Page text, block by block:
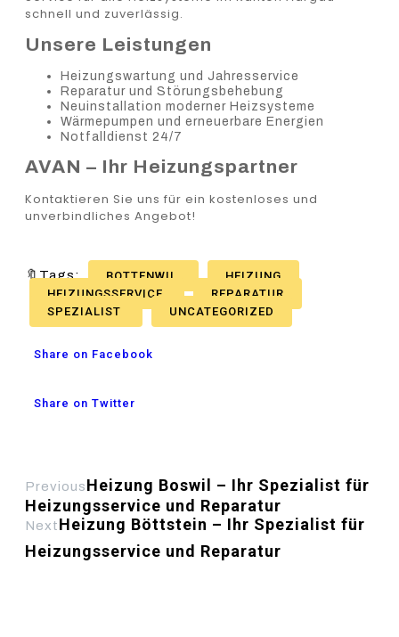
schnell und zuverlässig.
Unsere Leistungen
Heizungswartung und Jahresservice
Reparatur und Störungsbehebung
Neuinstallation moderner Heizsysteme
Wärmepumpen und erneuerbare Energien
Notfalldienst 24/7
AVAN – Ihr Heizungspartner
Kontaktieren Sie uns für ein kostenloses und
unverbindliches Angebot!
🔖Tags: BOTTENWIL
HEIZUNG
HEIZUNGSSERVICE
REPARATUR
SPEZIALIST
UNCATEGORIZED
Share on Facebook
Share on Twitter
PreviousHeizung Boswil – Ihr Spezialist für
Heizungsservice und Reparatur
NextHeizung Böttstein – Ihr Spezialist für
Heizungsservice und Reparatur